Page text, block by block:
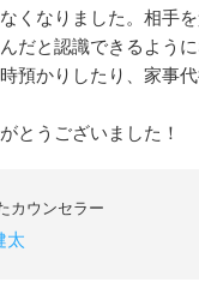
くなりました。相手
だと認識できるよう
預かりしたり、家事
とうございました！
カウンセラー
太